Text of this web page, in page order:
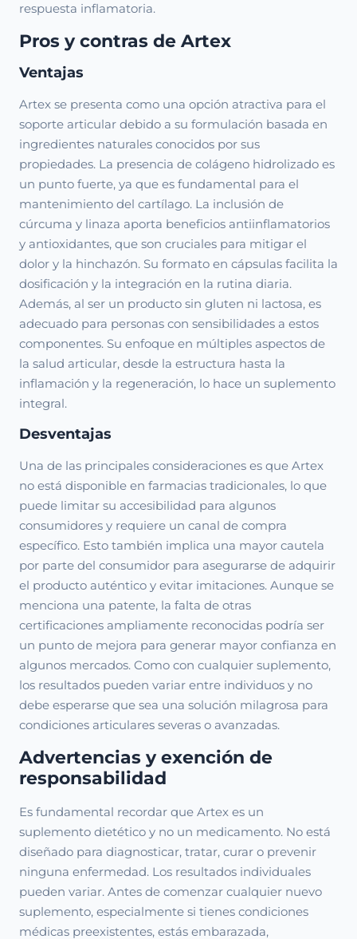
respuesta inflamatoria.
Pros y contras de Artex
Ventajas
Artex se presenta como una opción atractiva para el
soporte articular debido a su formulación basada en
ingredientes naturales conocidos por sus
propiedades. La presencia de colágeno hidrolizado es
un punto fuerte, ya que es fundamental para el
mantenimiento del cartílago. La inclusión de
cúrcuma y linaza aporta beneficios antiinflamatorios
y antioxidantes, que son cruciales para mitigar el
dolor y la hinchazón. Su formato en cápsulas facilita la
dosificación y la integración en la rutina diaria.
Además, al ser un producto sin gluten ni lactosa, es
adecuado para personas con sensibilidades a estos
componentes. Su enfoque en múltiples aspectos de
la salud articular, desde la estructura hasta la
inflamación y la regeneración, lo hace un suplemento
integral.
Desventajas
Una de las principales consideraciones es que Artex
no está disponible en farmacias tradicionales, lo que
puede limitar su accesibilidad para algunos
consumidores y requiere un canal de compra
específico. Esto también implica una mayor cautela
por parte del consumidor para asegurarse de adquirir
el producto auténtico y evitar imitaciones. Aunque se
menciona una patente, la falta de otras
certificaciones ampliamente reconocidas podría ser
un punto de mejora para generar mayor confianza en
algunos mercados. Como con cualquier suplemento,
los resultados pueden variar entre individuos y no
debe esperarse que sea una solución milagrosa para
condiciones articulares severas o avanzadas.
Advertencias y exención de
responsabilidad
Es fundamental recordar que Artex es un
suplemento dietético y no un medicamento. No está
diseñado para diagnosticar, tratar, curar o prevenir
ninguna enfermedad. Los resultados individuales
pueden variar. Antes de comenzar cualquier nuevo
suplemento, especialmente si tienes condiciones
médicas preexistentes, estás embarazada,